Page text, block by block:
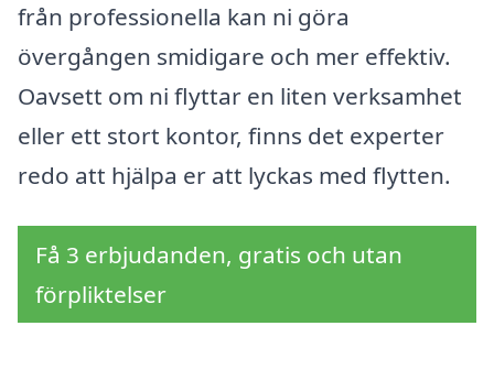
från professionella kan ni göra
övergången smidigare och mer effektiv.
Oavsett om ni flyttar en liten verksamhet
eller ett stort kontor, finns det experter
redo att hjälpa er att lyckas med flytten.
Få 3 erbjudanden, gratis och utan
förpliktelser